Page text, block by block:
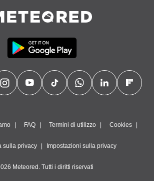
FAQ Termini di utilizzo Cookies
sulla privacy Impostazioni sulla privacy
Meteored. Tutti i diritti riservati